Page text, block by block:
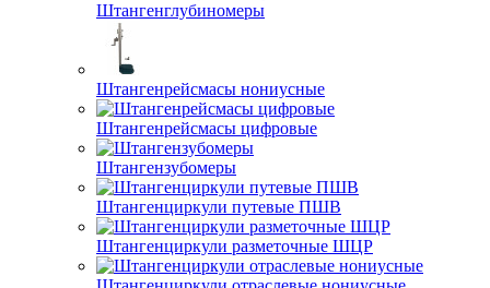
Штангенглубиномеры
Штангенрейсмасы нониусные
Штангенрейсмасы цифровые
Штангензубомеры
Штангенциркули путевые ПШВ
Штангенциркули разметочные ШЦР